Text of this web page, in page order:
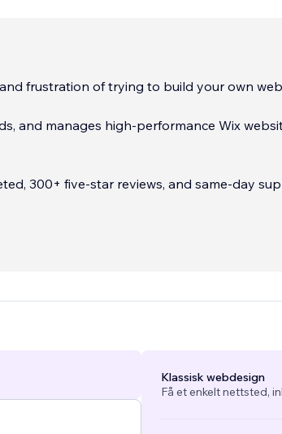
frustration of trying to build your own
and manages high-performance Wix
300+ five-star reviews, and same-day
Klassisk webdesign
Få et enkelt nettsted,